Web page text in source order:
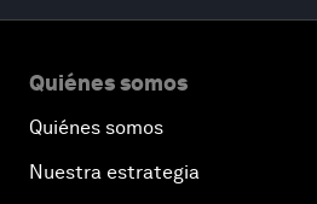
Quiénes somos
Quiénes somos
Nuestra estrategia